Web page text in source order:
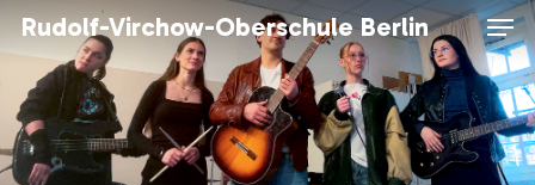
Skip
to
main
content
Rudolf-Virchow-Oberschule Berlin